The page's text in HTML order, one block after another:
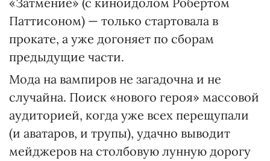
Паттисоном) — только стартовала в
прокате, а уже догоняет по сборам
предыдущие части.
Мода на вампиров не загадочна и не
случайна. Поиск «нового героя» массовой
аудиторией, когда уже всех перещупали
(и аватаров, и трупы), удачно выводит
мейджеров на столбовую лунную дорогу